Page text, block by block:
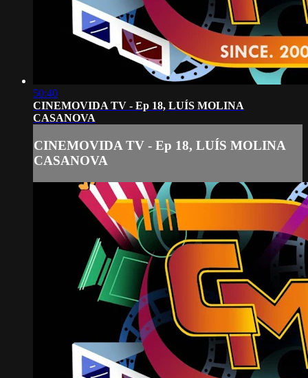
50:40
CINEMOVIDA TV - Ep 18, LUÍS MOLINA
CASANOVA
CINEMOVIDA TV - Ep 18, LUÍS MOLINA
CASANOVA